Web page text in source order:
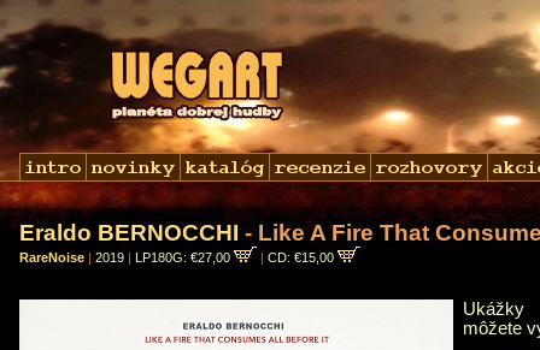
Eraldo BERNOCCHI - Like A Fire That
RareNoise | 2019 | LP180G: €27,00 | CD: €15,00
môžete